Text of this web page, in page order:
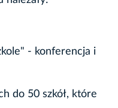
- konferencja i
do 50 szkół, które